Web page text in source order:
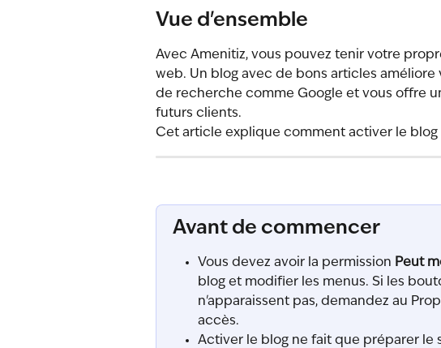
Vue d'ensemble
Avec Amenitiz, vous pouvez tenir votre
web. Un blog avec de bons articles
de recherche comme Google et vous offre
futurs clients.
Cet article explique comment activer le
Avant de commencer
Vous devez avoir la permission Peut
blog et modifier les menus. Si les
n'apparaissent pas, demandez au
accès.
Activer le blog ne fait que préparer le